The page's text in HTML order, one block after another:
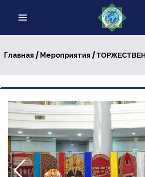
Главная / Мероприятия / ТОРЖЕСТВЕННОЕ ОТКРЫТИЕ III МЕЖДУНАРОДНОГО